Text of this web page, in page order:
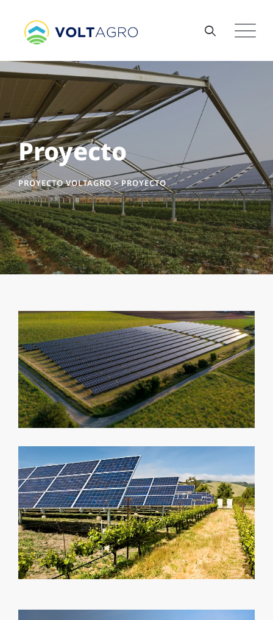
Proyecto
PROYECTO VOLTAGRO>PROYECTO